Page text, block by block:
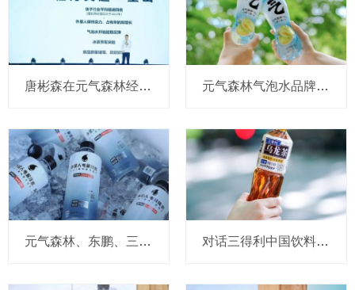
唐彬森在元气森林经销商大会点名三得利、农夫山泉、东鹏、宝洁！但这次没有可口可乐 元气森林气泡水品牌负责人被指离职，气泡水还有哪些可以突破的机会？
元气森林、东鹏、三得利、脉动…那些入局电解质水赛道的巨头们，如今怎么样了 对话三得利中国饮料高层：乌龙茶上半年增长约200%，面对价格战坚持理性竞争